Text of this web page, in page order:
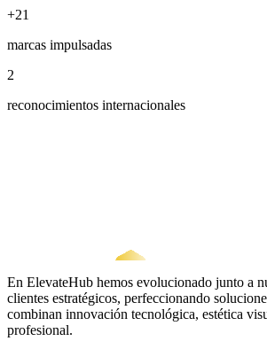
+21
marcas impulsadas
2
reconocimientos internacionales
En ElevateHub hemos evolucionado junto a
clientes estratégicos, perfeccionando
combinan innovación tecnológica, estética
profesional.